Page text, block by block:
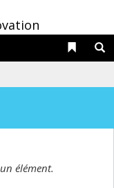
Liens
élément.